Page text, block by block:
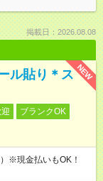
掲載日：2026.08.08
NEW
ル貼り＊ス
ブランクOK
※現金払いもOK！